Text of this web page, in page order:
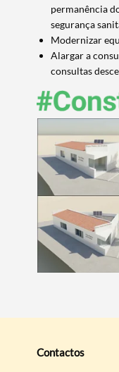
permanência
segurança
Modernizar
Alargar a
consultas
Contactos